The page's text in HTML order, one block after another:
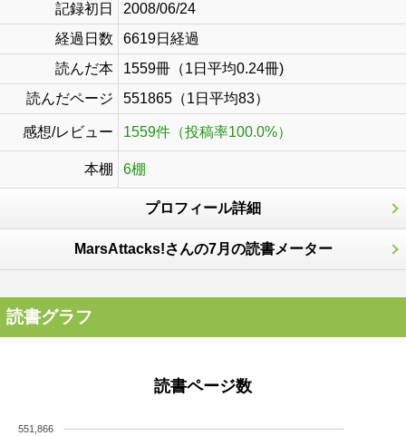
記録初日
2008/06/24
経過日数
6619日経過
読んだ本
1559冊（1日平均0.24冊)
読んだページ
551865（1日平均83）
感想/レビュー 1559件（投稿率100.0%）
本棚 6棚
プロフィール詳細
MarsAttacks!さんの7月の読書メーター
読書グラフ
読書ページ数
551,866